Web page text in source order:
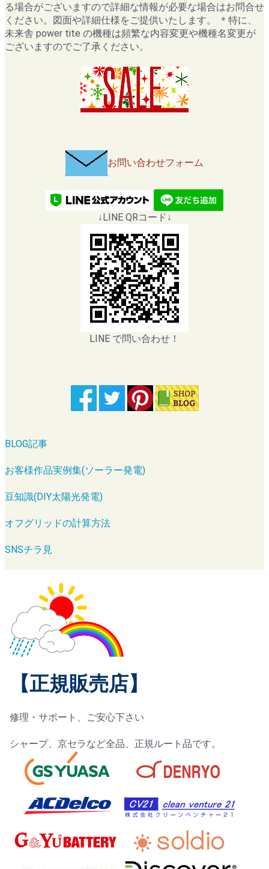
る場合がございますので詳細な情報が必要な場合はお問合せ
ください。図面や詳細仕様をご提供いたします。 ＊特に、
未来舎 power tite の機種は頻繁な内容変更や機種名変更が
ございますのでご了承ください。
お問い合わせフォーム
↓LINE QRコード↓
LINE で問い合わせ！
BLOG記事
お客様作品実例集(ソーラー発電)
豆知識(DIY太陽光発電)
オフグリッドの計算方法
SNSチラ見
【正規販売店】
修理・サポート、ご安心下さい
シャープ、京セラなど全品、正規ルート品です。